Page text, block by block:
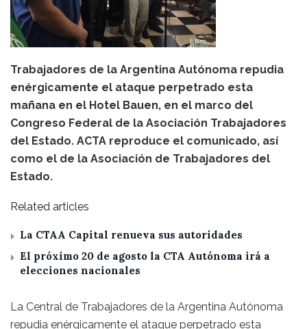
Trabajadores de la Argentina Autónoma repudia
enérgicamente el ataque perpetrado esta
mañana en el Hotel Bauen, en el marco del
Congreso Federal de la Asociación Trabajadores
del Estado. ACTA reproduce el comunicado, así
como el de la Asociación de Trabajadores del
Estado.
Related articles
La CTAA Capital renueva sus autoridades
El próximo 20 de agosto la CTA Autónoma irá a
elecciones nacionales
La Central de Trabajadores de la Argentina Autónoma
repudia enérgicamente el ataque perpetrado esta